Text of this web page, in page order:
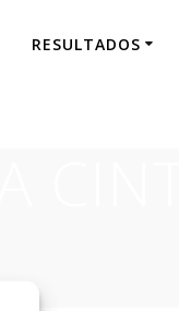
RESULTADOS